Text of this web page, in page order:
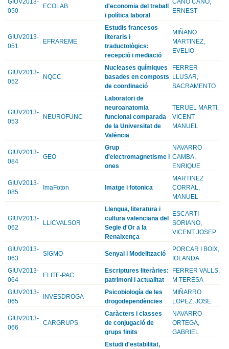
050
ECOLAB
d'economia del treball
i política laboral
ERNEST
GIUV2013-
051
EFRAREME
Estudis francesos
literaris i
traductològics:
recepció i mediació
MIÑANO
MARTINEZ,
EVELIO
GIUV2013-
052
NQCC
Nucleases químiques
basades en composts
de coordinació
FERRER
LLUSAR,
SACRAMENTO
GIUV2013-
053
NEUROFUNC
Laboratori de
neuroanatomia
funcional comparada
de la Universitat de
València
TERUEL MARTI,
VICENT
MANUEL
GIUV2013-
084
GEO
Grup
d'electromagnetisme i
ones
NAVARRO
CAMBA,
ENRIQUE
GIUV2013-
085
ImaFoton Imatge i fotonica
MARTINEZ
CORRAL,
MANUEL
GIUV2013-
062
LLICVALSOR
Llengua, literatura i
cultura valenciana del
Segle d'Or a la
Renaixença
ESCARTI
SORIANO,
VICENT JOSEP
GIUV2013-
063
SIGMO Senyal i Modelització
PORCAR I BOIX,
IOLANDA
GIUV2013-
064
ELITE-PAC
Escriptures literàries:
patrimoni i actualitat
FERRER VALLS,
M TERESA
GIUV2013-
065
INVESDROGA
Psicobiología de les
drogodependències
MIÑARRO
LOPEZ, JOSE
GIUV2013-
066
CARGRUPS
Caràcters i classes
de conjugació de
grups finits
NAVARRO
ORTEGA,
GABRIEL
Estudi d'estabilitat,